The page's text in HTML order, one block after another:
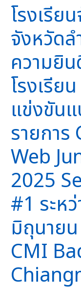
โรงเรีย
จังหวัด
ความยิ
โรงเรีย
แข่งขัน
รายการ
Web
2025
#1 ระห
มิถุนาย
CMI